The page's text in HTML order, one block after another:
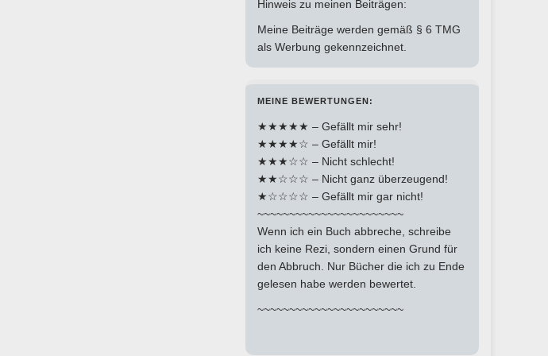
Hinweis zu meinen Beiträgen:
Meine Beiträge werden gemäß § 6 TMG
als Werbung gekennzeichnet.
MEINE BEWERTUNGEN:
★★★★★ – Gefällt mir sehr!
★★★★☆ – Gefällt mir!
★★★☆☆ – Nicht schlecht!
★★☆☆☆ – Nicht ganz überzeugend!
★☆☆☆☆ – Gefällt mir gar nicht!
~~~~~~~~~~~~~~~~~~~~~~~
Wenn ich ein Buch abbreche, schreibe
ich keine Rezi, sondern einen Grund für
den Abbruch. Nur Bücher die ich zu Ende
gelesen habe werden bewertet.
~~~~~~~~~~~~~~~~~~~~~~~